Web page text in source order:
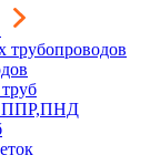
трубопроводов
ППР,ПНД